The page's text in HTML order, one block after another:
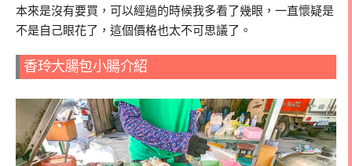
本來是沒有要買，可以經過的時候我多看了幾眼，一直懷疑是
不是自己眼花了，這個價格也太不可思議了。
香玲大腸包小腸介紹